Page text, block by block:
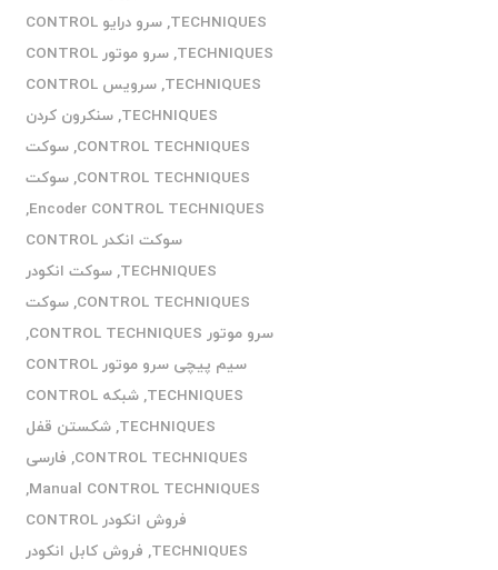
TECHNIQUES
,
سرو درایو CONTROL
TECHNIQUES
,
سرو موتور CONTROL
TECHNIQUES
,
سرویس CONTROL
TECHNIQUES
,سنکرون کردن
CONTROL TECHNIQUES
,سوکت
CONTROL TECHNIQUES
,سوکت
Encoder CONTROL TECHNIQUES
,
سوکت انکدر CONTROL
TECHNIQUES
,سوکت انکودر
CONTROL TECHNIQUES
,سوکت
سرو موتور CONTROL TECHNIQUES
,
سیم پیچی سرو موتور CONTROL
TECHNIQUES
,
شبکه CONTROL
TECHNIQUES
,شکستن قفل
CONTROL TECHNIQUES
, فارسی
Manual CONTROL TECHNIQUES
,
فروش انکودر CONTROL
TECHNIQUES
, فروش کابل انکودر